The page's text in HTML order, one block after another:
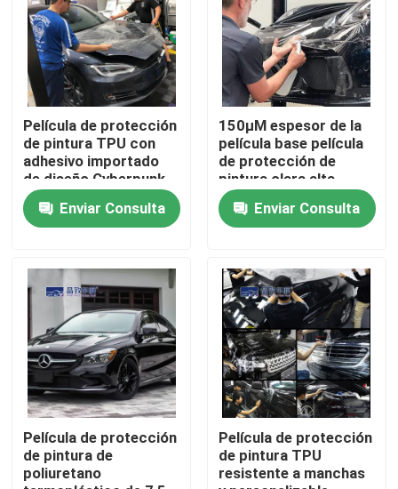
Productos
Videos
Sobre nosotros
Visita a la fábrica
Contacto
noticias
Todos los casos
Película de protección de pintura coloreada
Película de protección
de pintura TPU con
adhesivo importado
de diseño Cyberpunk
Enviar Consulta
150μM espesor de la
película base película
de protección de
pintura clara alta
flexibilidad
Enviar Consulta
Película de protección
de pintura de
poliuretano
Película de protección
de pintura TPU
resistente a manchas